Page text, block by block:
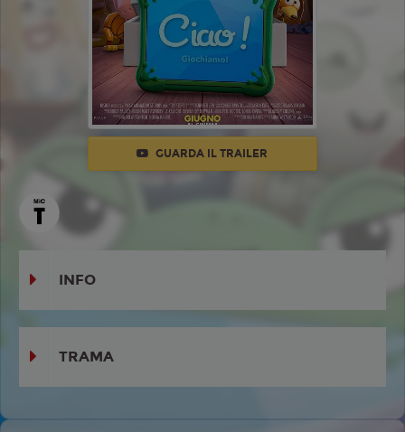
GUARDA IL TRAILER
INFO
TRAMA